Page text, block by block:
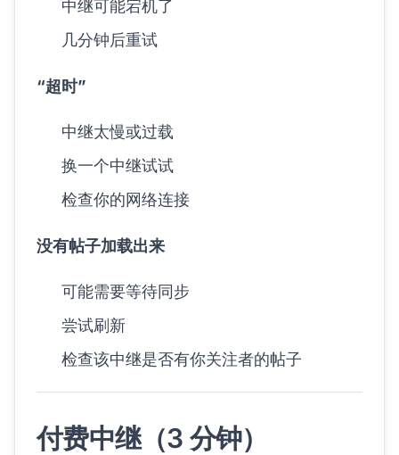
中继可能宕机了
几分钟后重试
“超时”
中继太慢或过载
换一个中继试试
检查你的网络连接
没有帖子加载出来
可能需要等待同步
尝试刷新
检查该中继是否有你关注者的帖子
付费中继（3 分钟）